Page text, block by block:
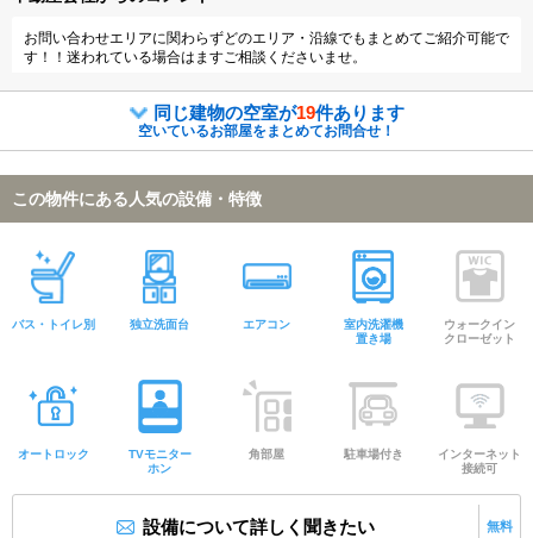
お問い合わせエリアに関わらずどのエリア・沿線でもまとめてご紹介可能で
す！！迷われている場合はますご相談くださいませ。
同じ建物の空室が19件あります
空いているお部屋をまとめてお問合せ！
この物件にある人気の設備・特徴
バス・トイレ別 独立洗面台 エアコン
室内洗濯機
置き場
ウォークイン
クローゼット
オートロック
TVモニター
ホン
角部屋 駐車場付き
インターネット
接続可
設備について詳しく聞きたい 無料